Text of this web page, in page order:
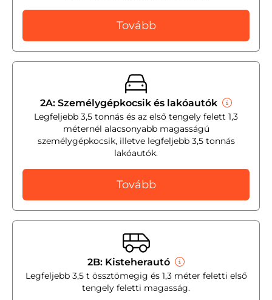
Tovább
2A: Személygépkocsik és lakóautók
Legfeljebb 3,5 tonnás és az első tengely felett 1,3
méternél alacsonyabb magasságú
személygépkocsik, illetve legfeljebb 3,5 tonnás
lakóautók.
Tovább
2B: Kisteherautó
Legfeljebb 3,5 t össztömegig és 1,3 méter feletti első
tengely feletti magasság.